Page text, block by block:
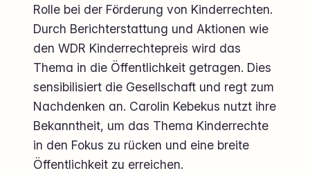
Rolle bei der Förderung von Kinderrechten.
Durch Berichterstattung und Aktionen wie
den WDR Kinderrechtepreis wird das
Thema in die Öffentlichkeit getragen. Dies
sensibilisiert die Gesellschaft und regt zum
Nachdenken an. Carolin Kebekus nutzt ihre
Bekanntheit, um das Thema Kinderrechte
in den Fokus zu rücken und eine breite
Öffentlichkeit zu erreichen.